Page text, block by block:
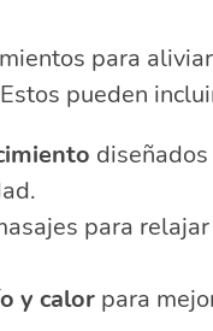
para
pueden
para
y calorpara